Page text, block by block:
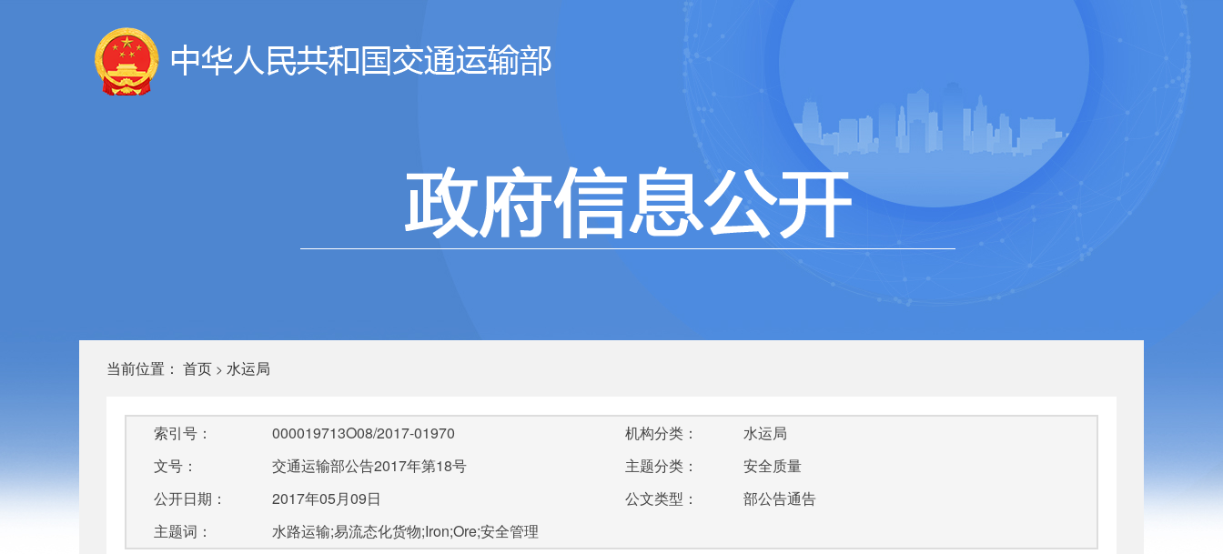
当前位置： 首页 > 水运局
索引号：
000019713O08/2017-01970
文号：
交通运输部公告2017年第18号
公开日期：
2017年05月09日
主题词：
水路运输;易流态化货物;Iron;Ore;安全管理
机构分类：
水运局
主题分类：
安全质量
公文类型：
部公告通告